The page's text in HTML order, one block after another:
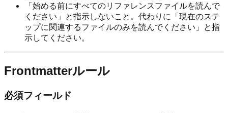
「始める前にすべてのリファレンスファイルを読んで
ください」と指示しないこと。代わりに「現在のステ
ップに関連するファイルのみを読んでください」と指
示してください。
Frontmatterルール
必須フィールド